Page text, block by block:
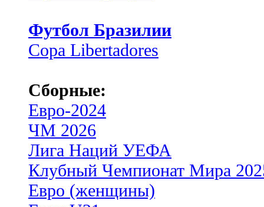
Футбол Бразилии
Copa Libertadores
Сборные:
Евро-2024
ЧМ 2026
Лига Наций УЕФА
Клубный Чемпионат Мира
Евро (женщины)